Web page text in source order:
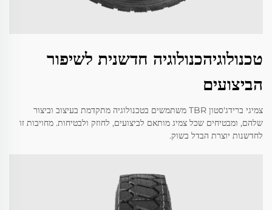
טכנולוגיהכנולוגיה חדשנית לשיפור
הביצועים
צמיגי ברידג'סטון TBR משתמשים בטכנולוגיה מתקדמת בעיצוב וביצור
שלהם, ומבטיחים שכל צמיג מותאם לביצועים, לחוזק ולבטיחות. מחויבות זו
לחדשנות יוצרת הבדל בשוק.